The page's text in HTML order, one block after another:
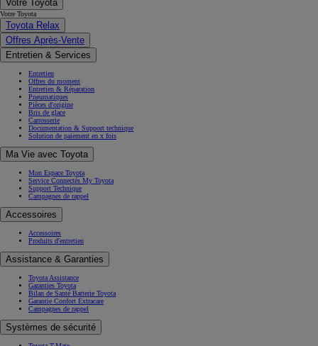
Votre Toyota
Votre Toyota
Toyota Relax
Offres Après-Vente
Entretien & Services
Entretien
Offres du moment
Entretien & Réparation
Pneumatiques
Pièces d'origine
Bris de glace
Carrosserie
Documentation & Support technique
Solution de paiement en x fois
Ma Vie avec Toyota
Mon Espace Toyota
Service Connectés My Toyota
Support Technique
Campagnes de rappel
Accessoires
Accessoires
Produits d'entretien
Assistance & Garanties
Toyota Assistance
Garanties Toyota
Bilan de Santé Batterie Toyota
Garantie Confort Extracare
Campagnes de rappel
Systèmes de sécurité